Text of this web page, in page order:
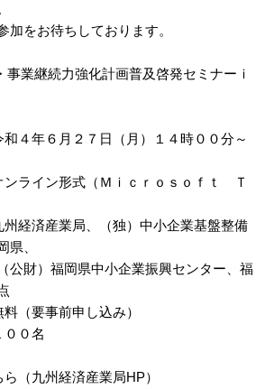
お待ちしております。
継続力強化計画普及啓発セミナーｉ
６月２７日（月）１４時００分～
ン形式（Ｍｉｃｒｏｓｏｆｔ Ｔ
産業局、（独）中小企業基盤整備
県、
県中小企業振興センター、福
要事前申し込み）
０名
九州経済産業局HP）